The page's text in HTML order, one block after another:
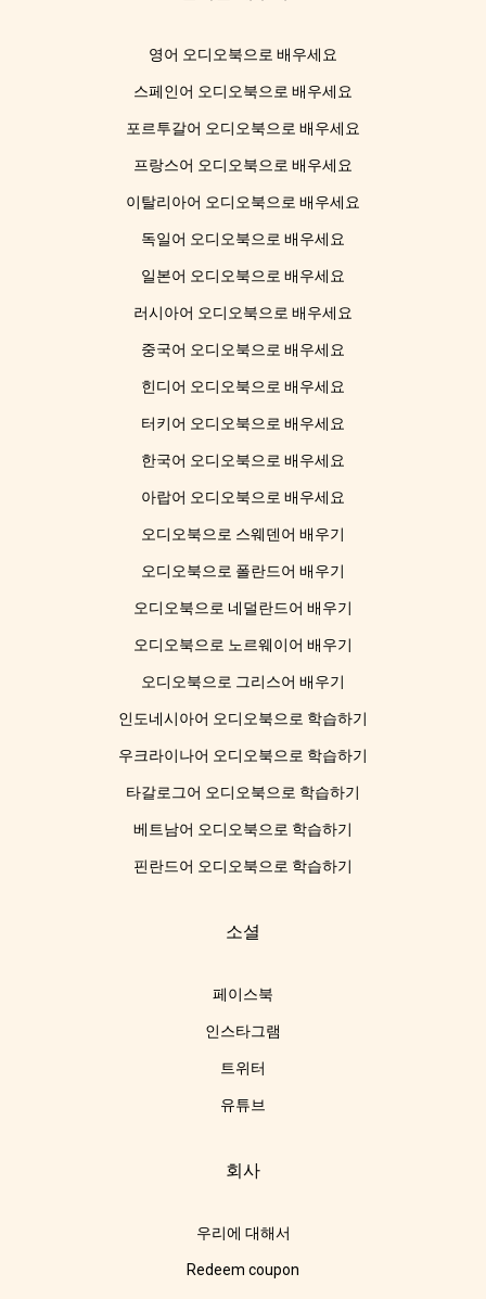
영어 오디오북으로 배우세요
스페인어 오디오북으로 배우세요
포르투갈어 오디오북으로 배우세요
프랑스어 오디오북으로 배우세요
이탈리아어 오디오북으로 배우세요
독일어 오디오북으로 배우세요
일본어 오디오북으로 배우세요
러시아어 오디오북으로 배우세요
중국어 오디오북으로 배우세요
힌디어 오디오북으로 배우세요
터키어 오디오북으로 배우세요
한국어 오디오북으로 배우세요
아랍어 오디오북으로 배우세요
오디오북으로 스웨덴어 배우기
오디오북으로 폴란드어 배우기
오디오북으로 네덜란드어 배우기
오디오북으로 노르웨이어 배우기
오디오북으로 그리스어 배우기
인도네시아어 오디오북으로 학습하기
우크라이나어 오디오북으로 학습하기
타갈로그어 오디오북으로 학습하기
베트남어 오디오북으로 학습하기
핀란드어 오디오북으로 학습하기
소셜
페이스북
인스타그램
트위터
유튜브
회사
우리에 대해서
Redeem coupon